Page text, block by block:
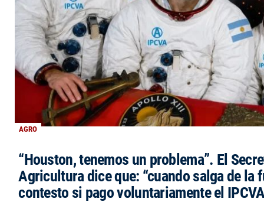
AGRO
“Houston, tenemos un problema”. El
Agricultura dice que: “cuando salga de la
contesto si pago voluntariamente el